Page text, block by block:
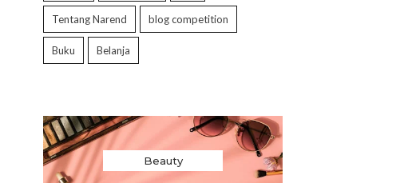
Tentang Narend blog competition
Buku Belanja
Beauty